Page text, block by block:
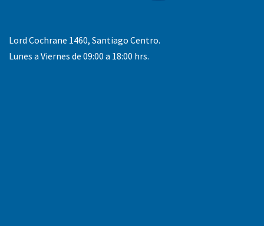
Lord Cochrane 1460, Santiago Centro.
Lunes a Viernes de 09:00 a 18:00 hrs.